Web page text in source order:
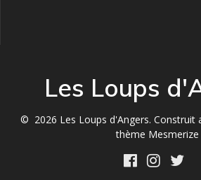
Les Loups
© 2026 Les Loups d'Angers. Construit
thème Mesmerize